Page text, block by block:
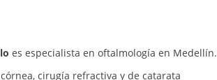
es especialista en oftalmología en Medellín.
cirugía refractiva y de catarata